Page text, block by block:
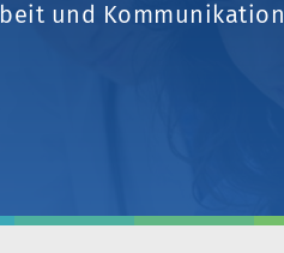
und Kommunikation